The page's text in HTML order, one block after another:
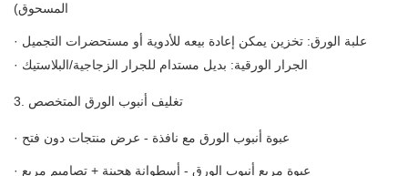
المسحوق)
· علبة الورق: تخزين يمكن إعادة بيعه للأدوية أو مستحضرات التجميل
· الجرار الورقية: بديل مستدام للجرار الزجاجية/البلاستيك
3. تغليف أنبوب الورق المتخصص
· عبوة أنبوب الورق مع نافذة - عرض منتجات دون فتح
· عبوة مربع أنبوب الورق - أسطوانة هجينة + تصاميم مربع